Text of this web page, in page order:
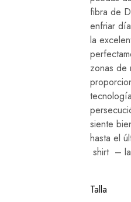
fibra de
enfriar
la
zonas de
siente
hasta el
shirt– la
Talla